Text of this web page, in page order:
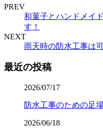
PREV
和菓子とハンドメイ
す！
NEXT
雨天時の防水工事は
最近の投稿
2026/07/17
防水工事のための足
2026/06/18